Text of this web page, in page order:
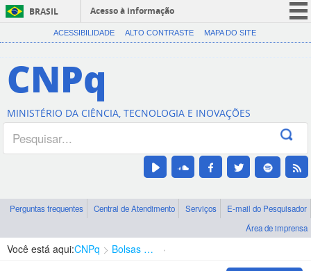
BRASIL
Acesso à informação
CORONAVÍRUS (COVID-19)
Canais
ACESSIBILIDADE ALTO CONTRASTE MAPA DO SITE
CNPq
MINISTÉRIO DA CIÊNCIA, TECNOLOGIA E INOVAÇÕES
Perguntas frequentes Central de Atendimento Serviços
E-mail do Pesquisador
Área de imprensa
Você está aqui:CNPq Bolsas e Auxílios Vigentes